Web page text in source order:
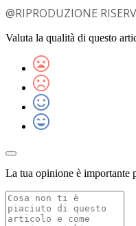
@RIPRODUZIONE
Valuta la qualità di questo
La tua opinione è importante